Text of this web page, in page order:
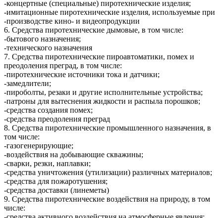
-концертные (специальные) пиротехнические изделия;
-имитационные пиротехнические изделия, используемые при
-производстве кино- и видеопродукции
6. Средства пиротехнические дымовые, в том числе:
-бытового назначения;
-технического назначения
7. Средства пиротехнические пироавтоматики, помех и
преодоления преград, в том числе:
-пиротехнические источники тока и датчики;
-замедлители;
-пироболты, резаки и другие исполнительные устройства;
-патроны для вытеснения жидкости и распыла порошков;
-средства создания помех;
-средства преодоления преград
8. Средства пиротехнические промышленного назначения, в
том числе:
-газогенерирующие;
-воздействия на добывающие скважины;
-сварки, резки, наплавки;
-средства уничтожения (утилизации) различных материалов;
-средства для пожаротушения;
-средства доставки (линеметы)
9. Средства пиротехнические воздействия на природу, в том
числе: